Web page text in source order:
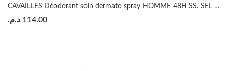
CAVAILLES Déodorant soin dermato spray HOMME 48H SS. SEL ALUM SPRAY 150ML
114.00 د.م.